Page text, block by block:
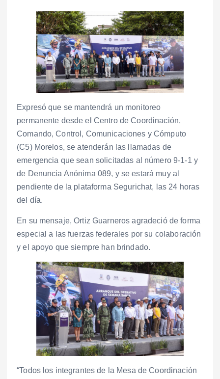
Expresó que se mantendrá un monitoreo
permanente desde el Centro de Coordinación,
Comando, Control, Comunicaciones y Cómputo
(C5) Morelos, se atenderán las llamadas de
emergencia que sean solicitadas al número 9-1-1 y
de Denuncia Anónima 089, y se estará muy al
pendiente de la plataforma Segurichat, las 24 horas
del día.
En su mensaje, Ortiz Guarneros agradeció de forma
especial a las fuerzas federales por su colaboración
y el apoyo que siempre han brindado.
“Todos los integrantes de la Mesa de Coordinación